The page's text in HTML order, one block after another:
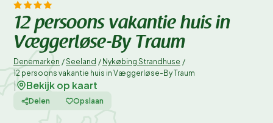
12 persoons vakantie huis in
Væggerløse-By Traum
Denemarken /Seeland / Nykøbing Strandhuse /
12 persoons vakantie huis in Væggerløse-By Traum
Bekijk op kaart
Delen Opslaan